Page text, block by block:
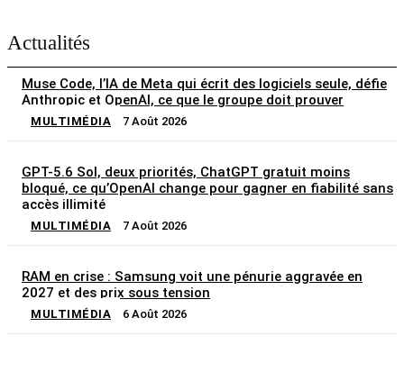
Actualités
Muse Code, l’IA de Meta qui écrit des logiciels seule, défie
Anthropic et OpenAI, ce que le groupe doit prouver
MULTIMÉDIA 7 Août 2026
GPT-5.6 Sol, deux priorités, ChatGPT gratuit moins
bloqué, ce qu’OpenAI change pour gagner en fiabilité sans
accès illimité
MULTIMÉDIA 7 Août 2026
RAM en crise : Samsung voit une pénurie aggravée en
2027 et des prix sous tension
MULTIMÉDIA 6 Août 2026